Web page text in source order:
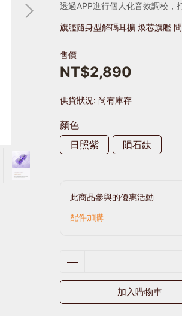
透過APP進行個人化音效調校，
旗艦隨身型解碼耳擴 煥芯旗艦
售價
NT$2,890
供貨狀況: 尚有庫存
顏色
日照紫
隕石鈦
此商品參與的優惠活動
配件加購
加入購物車